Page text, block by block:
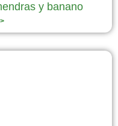
y banano